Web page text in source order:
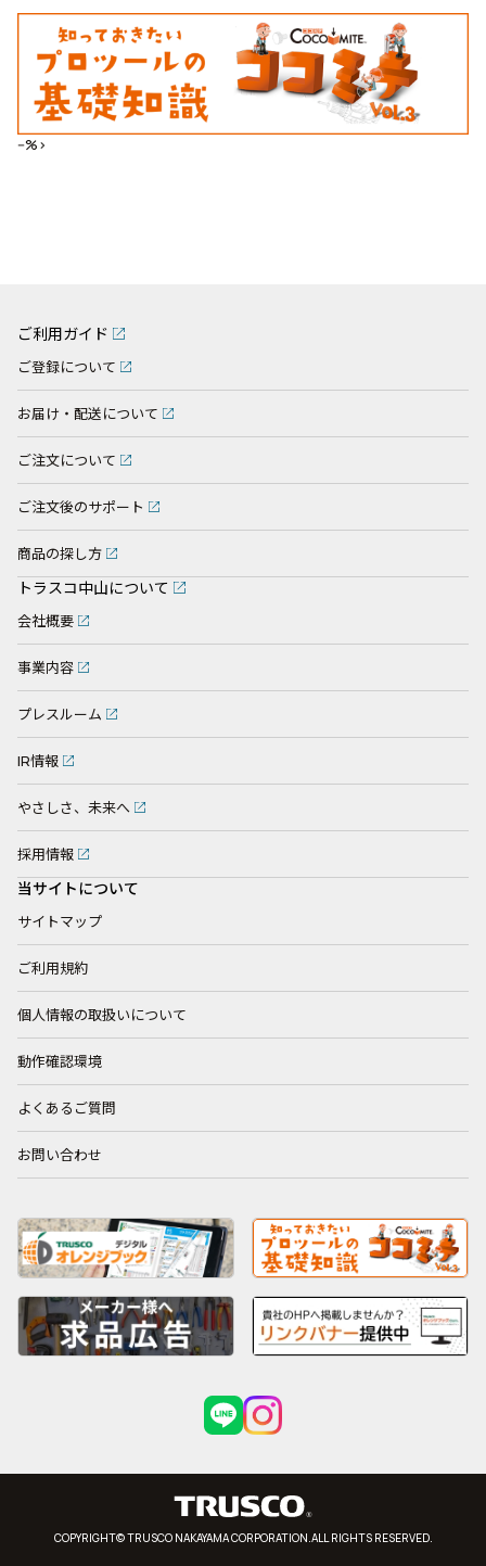
--%>
ご利用ガイド
ご登録について
お届け・配送について
ご注文について
ご注文後のサポート
商品の探し方
トラスコ中山について
会社概要
事業内容
プレスルーム
IR情報
やさしさ、未来へ
採用情報
当サイトについて
サイトマップ
ご利用規約
個人情報の取扱いについて
動作確認環境
よくあるご質問
お問い合わせ
COPYRIGHT© TRUSCO NAKAYAMA CORPORATION.ALL RIGHTS RESERVED.